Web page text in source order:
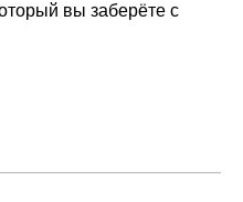
вы заберёте с